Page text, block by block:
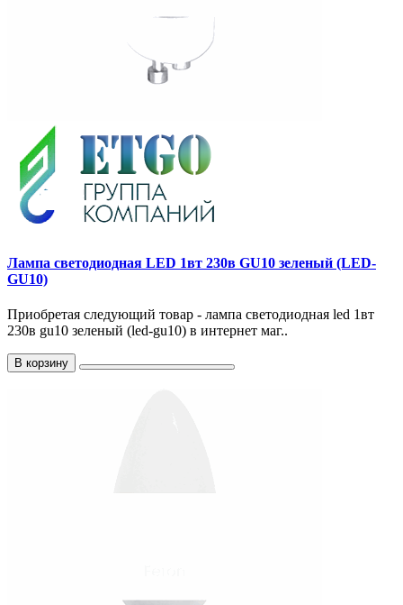
Лампа светодиодная LED 1вт 230в GU10 зеленый (LED-
GU10)
Приобретая следующий товар - лампа светодиодная led 1вт
230в gu10 зеленый (led-gu10) в интернет маг..
В корзину